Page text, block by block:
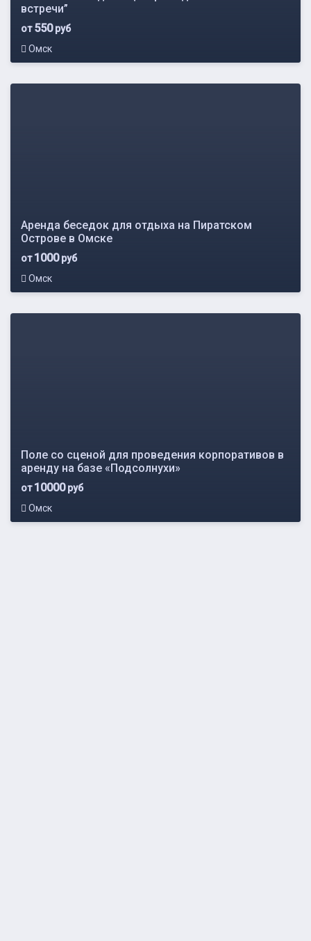
встречи”
от550руб
Омск
Аренда беседок для отдыха на Пиратском
Острове в Омске
от1000руб
Омск
Поле со сценой для проведения корпоративов в
аренду на базе «Подсолнухи»
от10000руб
Омск